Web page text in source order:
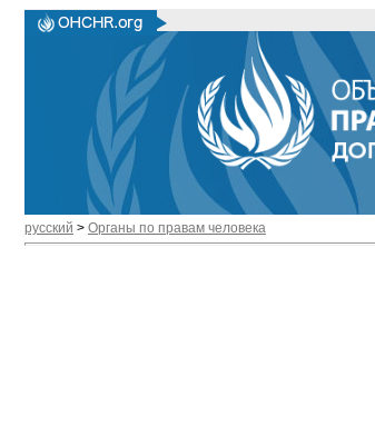
русский > Органы по правам человека